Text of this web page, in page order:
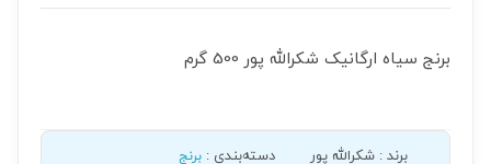
برنج سیاه ارگانیک شکرالله پور 500 گرم
برند: شکرالله پور دسته‌بندی : برنج